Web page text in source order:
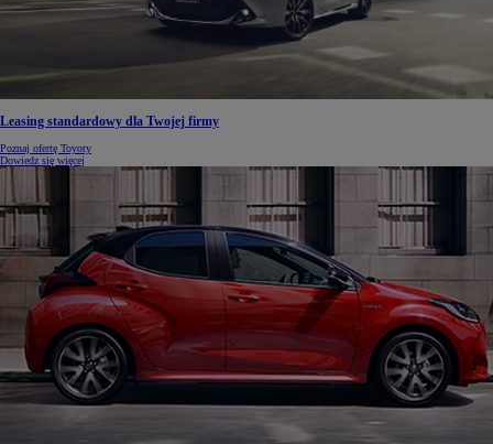
Leasing standardowy dla Twojej firmy
Poznaj ofertę Toyoty
Dowiedz się więcej